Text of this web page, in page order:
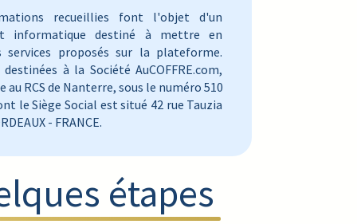
recueillies font l'objet d'un
informatique destiné à mettre en
services proposés sur la plateforme.
à la Société AuCOFFRE.com,
au RCS de Nanterre, sous le numéro 510
le Siège Social est situé 42 rue Tauzia
- FRANCE.
étapes